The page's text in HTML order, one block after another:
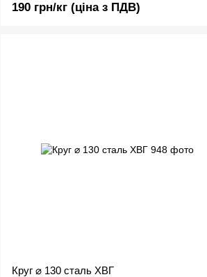
190 грн/кг (ціна з ПДВ)
Круг ⌀ 130 сталь ХВГ